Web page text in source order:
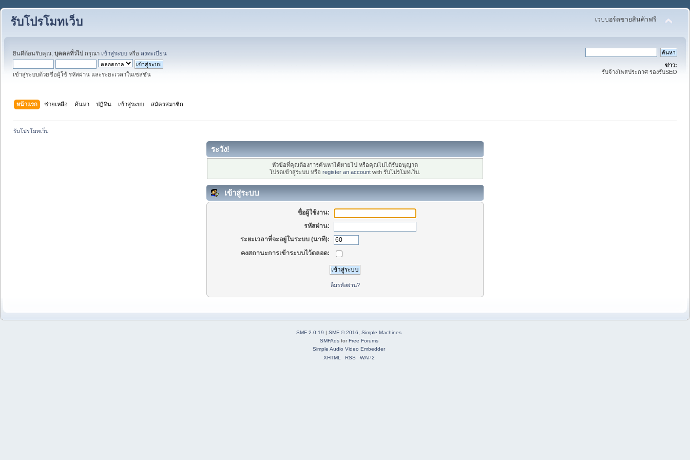
รับโปรโมทเว็บ เวบบอร์ดขายสินค้าฟรี
ยินดีต้อนรับคุณ, บุคคลทั่วไป กรุณา เข้าสู่ระบบ หรือ ลงทะเบียน
เข้าสู่ระบบด้วยชื่อผู้ใช้ รหัสผ่าน และระยะเวลาในเซสชั่น
ข่าว:
รับจ้างโพสประกาศ รองรับSEO
หน้าแรก ช่วยเหลือ ค้นหา ปฏิทิน เข้าสู่ระบบ สมัครสมาชิก
รับโปรโมทเว็บ
ระวัง!
หัวข้อที่คุณต้องการค้นหาได้หายไป หรือคุณไม่ได้รับอนุญาต
โปรดเข้าสู่ระบบ หรือ register an account with รับโปรโมทเว็บ.
เข้าสู่ระบบ
ชื่อผู้ใช้งาน:
รหัสผ่าน:
ระยะเวลาที่จะอยู่ในระบบ (นาที):
คงสถานะการเข้าระบบไว้ตลอด:
ลืมรหัสผ่าน?
SMF 2.0.19 | SMF © 2016
Simple Machines
SMFAdsforFree Forums
Simple Audio Video Embedder
XHTML
RSS WAP2